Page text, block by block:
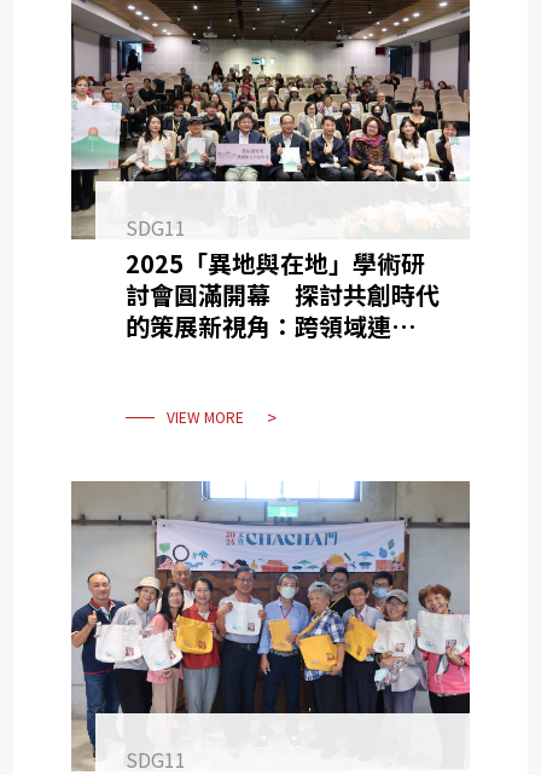
SDG11
2025「異地與在地」學術研
討會圓滿開幕 探討共創時代
的策展新視角：跨領域連結與
VIEW MORE
SDG11